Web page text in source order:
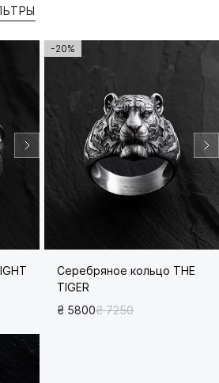
-20%
Серебряное кольцо ТHЕ
TIGER
₴ 5800₴ 7250